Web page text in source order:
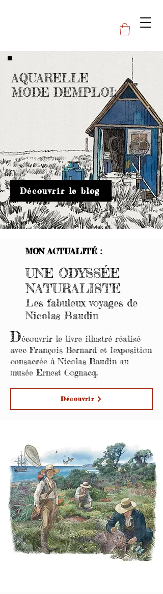
AQUARELLE
MODE D'EMPLOI:
Découvrir le blog
MON ACTUALITÉ :
UNE ODYSSÉE
NATURALISTE
Les fabuleux voyages de
Nicolas Baudin
Découvrir le livre illustré réalisé
avec François Bernard et l'exposition
consacrée à Nicolas Baudin au
musée Ernest Cognacq.
Découvrir